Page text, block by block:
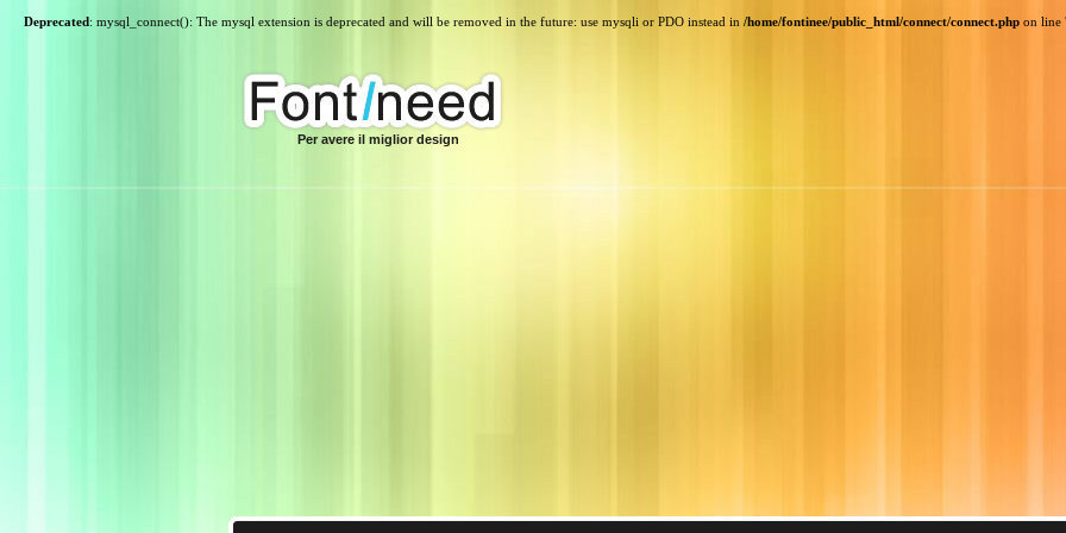
Deprecated: mysql_connect(): The mysql extension is deprecated and will be removed in the future: use mysqli or PDO instead in /home/fontinee/public_html/connect/connect.php on line
Per avere il miglior design